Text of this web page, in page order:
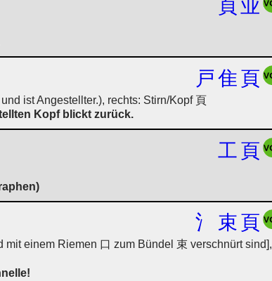
頁业
戸隹頁
ist Angestellter.), rechts: Stirn/Kopf 頁
Kopf blickt zurück.
工頁
氵 束頁
einem Riemen 口 zum Bündel 束 verschnürt sind],